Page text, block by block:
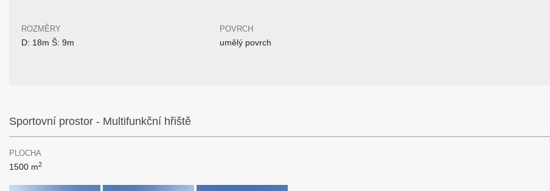
ROZMĚRY
D: 18m Š: 9m
POVRCH
umělý povrch
Sportovní prostor - Multifunkční hřiště
PLOCHA
1500 m2